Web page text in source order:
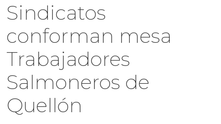
Sindicatos
conforman mesa
Trabajadores
Salmoneros de
Quellón